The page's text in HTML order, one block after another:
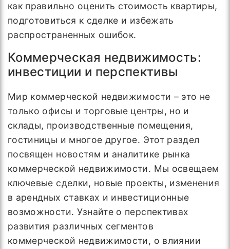
как правильно оценить стоимость квартиры,
подготовиться к сделке и избежать
распространенных ошибок.
Коммерческая недвижимость:
инвестиции и перспективы
Мир коммерческой недвижимости – это не
только офисы и торговые центры, но и
склады, производственные помещения,
гостиницы и многое другое. Этот раздел
посвящен новостям и аналитике рынка
коммерческой недвижимости. Мы освещаем
ключевые сделки, новые проекты, изменения
в арендных ставках и инвестиционные
возможности. Узнайте о перспективах
развития различных сегментов
коммерческой недвижимости, о влиянии